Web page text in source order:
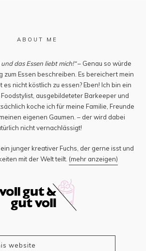
ABOUT ME
das Essen liebt mich!“– Genau so würde
zum Essen beschreiben. Es bereichert mein
es nicht köstlich zu essen? Eben! Ich bin ein
ausgebildeteter Barkeeper und
koche ich für meine Familie, Freunde
eigenen Gaumen. – der wird dabei
nicht vernachlässigt!
junger kreativer Fuchs, der gerne isst und
mit der Welt teilt. (mehr anzeigen)